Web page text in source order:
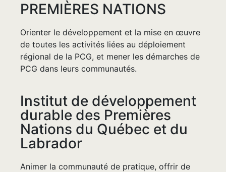
PREMIÈRES NATIONS
Orienter le développement et la mise en œuvre
de toutes les activités liées au déploiement
régional de la PCG, et mener les démarches de
PCG dans leurs communautés.
Institut de développement
durable des Premières
Nations du Québec et du
Labrador
Animer la communauté de pratique, offrir de